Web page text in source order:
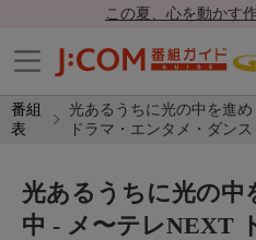
この夏、心を動かす
番組
表
光あるうちに光の中を進
ドラマ・エンタメ・ダンス
光あるうちに光の中
中 - メ〜テレNEXT